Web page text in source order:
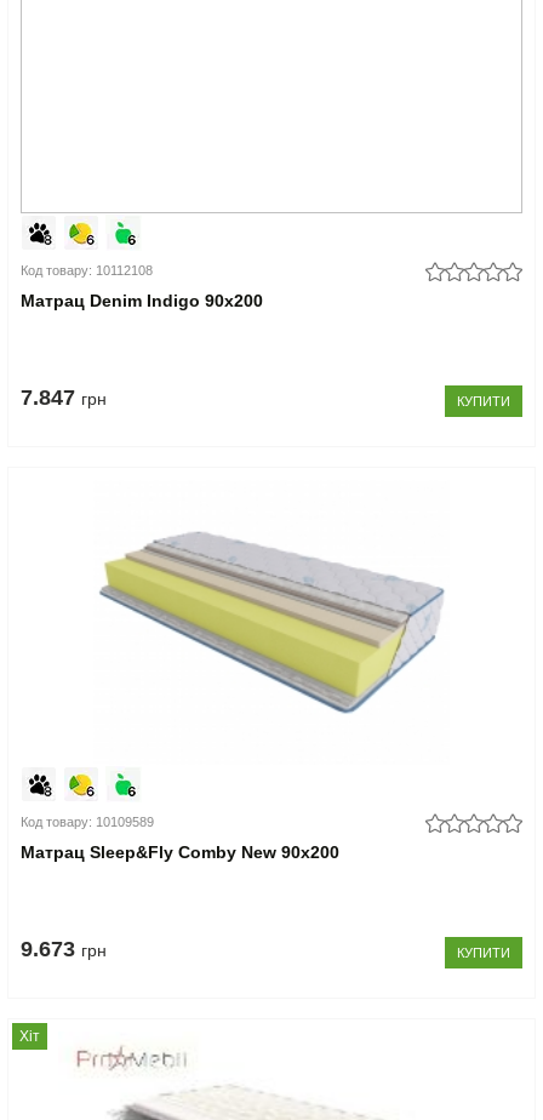
Код товару: 10112108
Матрац Denim Indigo 90x200
7.847 грн КУПИТИ
Код товару: 10109589
Матрац Sleep&Fly Comby New 90x200
9.673 грн КУПИТИ
Хіт